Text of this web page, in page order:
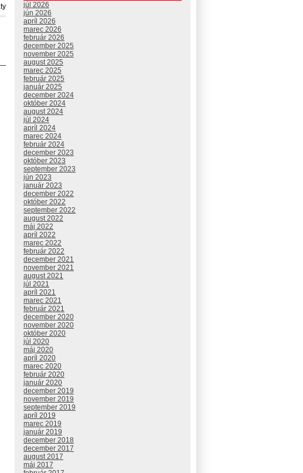
júl 2026
jún 2026
apríl 2026
marec 2026
február 2026
december 2025
november 2025
august 2025
marec 2025
február 2025
január 2025
december 2024
október 2024
august 2024
júl 2024
apríl 2024
marec 2024
február 2024
december 2023
október 2023
september 2023
jún 2023
január 2023
december 2022
október 2022
september 2022
august 2022
máj 2022
apríl 2022
marec 2022
február 2022
december 2021
november 2021
august 2021
júl 2021
apríl 2021
marec 2021
február 2021
december 2020
november 2020
október 2020
júl 2020
máj 2020
apríl 2020
marec 2020
február 2020
január 2020
december 2019
november 2019
september 2019
apríl 2019
marec 2019
január 2019
december 2018
december 2017
august 2017
máj 2017